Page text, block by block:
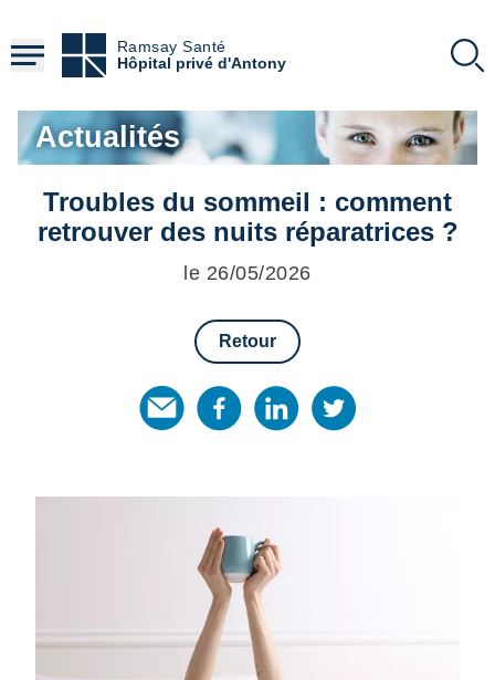
contenu
principal
Ramsay Santé
Hôpital privé d'Antony
Actualités
Troubles du sommeil : comment
retrouver des nuits réparatrices ?
le 26/05/2026
Retour